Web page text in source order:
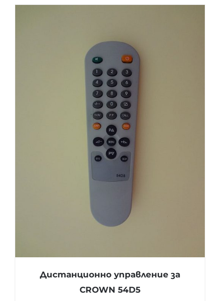
Дистанционно управление за
CROWN 54D5